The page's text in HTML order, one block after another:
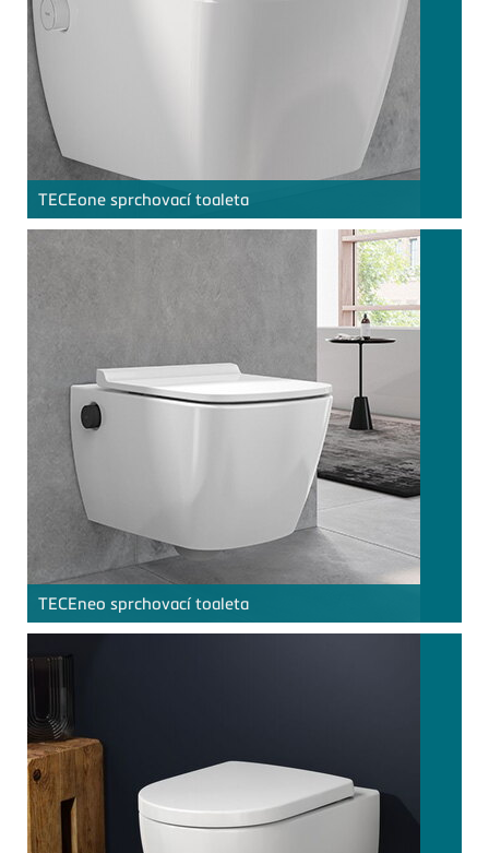
TECEone sprchovací toaleta
TECEneo sprchovací toaleta